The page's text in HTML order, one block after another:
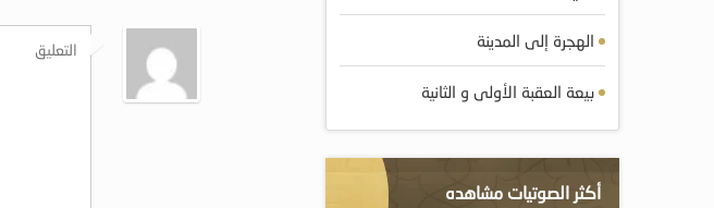
الهجرة إلى المدينة
بيعة العقبة الأولى و الثانية
أكثر الصوتيات مشاهده